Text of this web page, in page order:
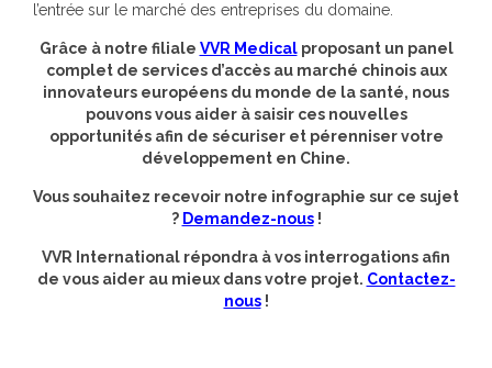
l’entrée sur le marché des entreprises du domaine.
Grâce à notre filiale VVR Medicalproposant un panel
complet de services d’accès au marché chinois aux
innovateurs européens du monde de la santé, nous
pouvons vous aider à saisir ces nouvelles
opportunités afin de sécuriser et pérenniser votre
développement en Chine.
Vous souhaitez recevoir notre infographie sur ce sujet
? Demandez-nous!
VVR International répondra à vos interrogations afin
de vous aider au mieux dans votre projet. Contactez-
nous!